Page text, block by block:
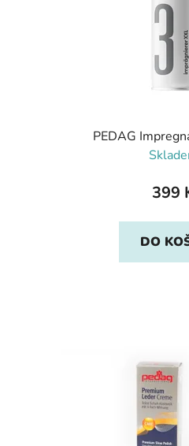
PEDAG
399
DO